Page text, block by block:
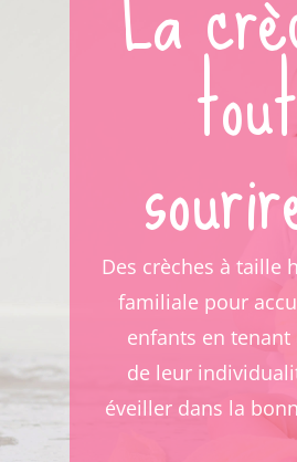
tout
Des crèches à taille
familiale pour
enfants en tenant
de leur
éveiller dans la